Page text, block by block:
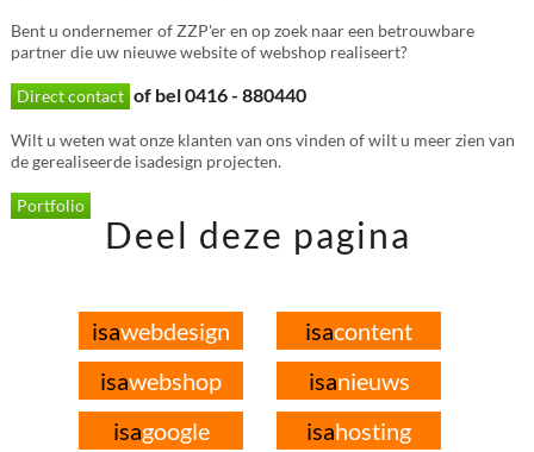
Bent u ondernemer of ZZP'er en op zoek naar een betrouwbare
partner die uw nieuwe website of webshop realiseert?
Direct contact of bel 0416 - 880440
Wilt u weten wat onze klanten van ons vinden of wilt u meer zien van
de gerealiseerde isadesign projecten.
Portfolio
Deel deze pagina
isawebdesign isacontent
isawebshop isanieuws
isagoogle isahosting